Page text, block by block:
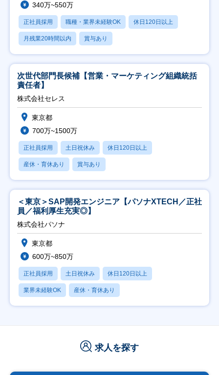
340万~550万
正社員採用 職種・業界未経験OK 休日120日以上
月残業20時間以内 賞与あり
次世代部門長候補【営業・マーケティング組織統括
責任者】
株式会社セレス
東京都
700万~1500万
正社員採用 土日祝休み 休日120日以上
産休・育休あり 賞与あり
＜東京＞SAP開発エンジニア【パソナXTECH／正社
員／福利厚生充実◎】
株式会社パソナ
東京都
600万~850万
正社員採用 土日祝休み 休日120日以上
業界未経験OK 産休・育休あり
求人を探す